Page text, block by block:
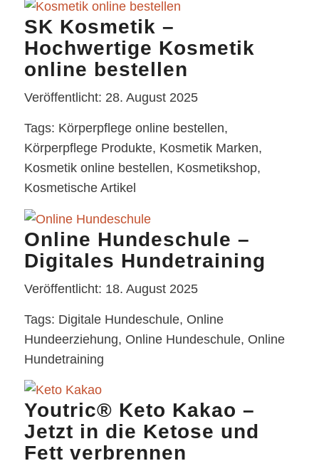
SK Kosmetik –
Hochwertige Kosmetik
online bestellen
Veröffentlicht: 28. August 2025
Tags: Körperpflege online bestellen,
Körperpflege Produkte, Kosmetik Marken,
Kosmetik online bestellen, Kosmetikshop,
Kosmetische Artikel
Online Hundeschule –
Digitales Hundetraining
Veröffentlicht: 18. August 2025
Tags: Digitale Hundeschule, Online
Hundeerziehung, Online Hundeschule, Online
Hundetraining
Youtric® Keto Kakao –
Jetzt in die Ketose und
Fett verbrennen